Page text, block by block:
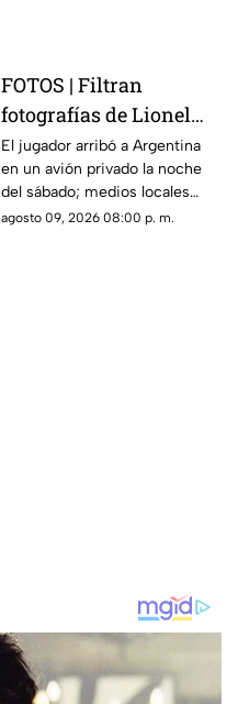
FOTOS | Filtran
fotografías de Lionel
Messi y su familia en el
funeral de su papá
El jugador arribó a Argentina
en un avión privado la noche
del sábado; medios locales
captaron su llegada.
agosto 09, 2026 08:00 p. m.